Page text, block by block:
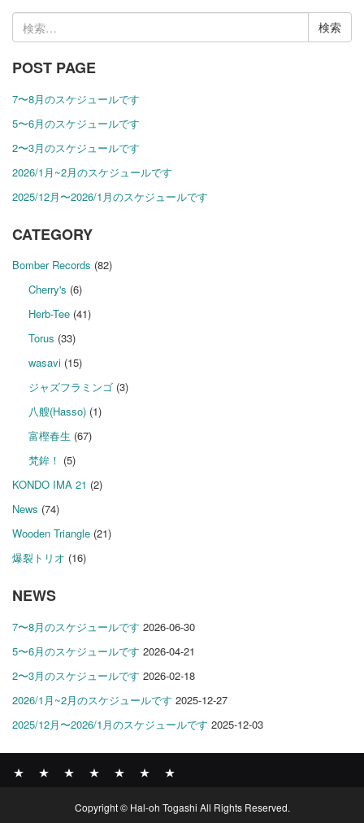
検
索:
POST PAGE
7〜8月のスケジュールです
5〜6月のスケジュールです
2〜3月のスケジュールです
2026/1月~2月のスケジュールです
2025/12月〜2026/1月のスケジュールです
CATEGORY
Bomber Records (82)
Cherry's (6)
Herb-Tee(41)
Torus (33)
wasavi(15)
ジャズフラミンゴ(3)
八艘(Hasso)(1)
富樫春生 (67)
梵鉾！ (5)
KONDO IMA 21 (2)
News (74)
Wooden Triangle (21)
爆裂トリオ (16)
NEWS
7〜8月のスケジュールです 2026-06-30
5〜6月のスケジュールです 2026-04-21
2〜3月のスケジュールです 2026-02-18
2026/1月~2月のスケジュールです 2025-12-27
2025/12月〜2026/1月のスケジュールです 2025-12-03
RECORDS
PROFILE
Copyright © Hal-oh Togashi All Rights Reserved.